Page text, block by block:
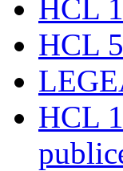
HCL
HCL
HCL